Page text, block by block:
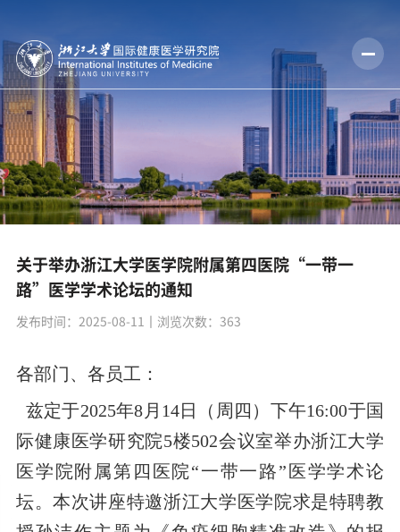
关于举办浙江大学医学院附属第四医院“一带一
路”医学学术论坛的通知
发布时间：2025-08-11 丨浏览次数： 363
各部门、各员工：
兹定于2025年8月14日（周四）下午16:00于国
际健康医学研究院5楼502会议室举办浙江大学
医学院附属第四医院“一带一路”医学学术论
坛。本次讲座特邀浙江大学医学院求是特聘教